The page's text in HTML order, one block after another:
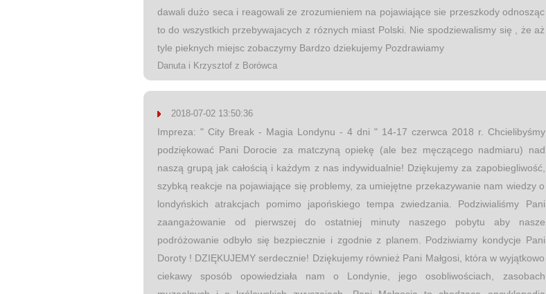
dawali dużo seca i reagowali ze zrozumieniem na pojawiające sie przeszkody odnosząc
to do wszystkich przebywajacych z róznych miast Polski. Nie spodziewalismy się , że aż
tyle pieknych miejsc zobaczymy Bardzo dziekujemy Pozdrawiamy
Danuta i Krzysztof z Borówca
2018-07-02 13:50:36
Impreza: " City Break - Magia Londynu - 4 dni " 14-17 czerwca 2018 r. Chcielibyśmy
podziękować Pani Dorocie za matczyną opiekę (ale bez męczącego nadmiaru) nad
naszą grupą jak całością i każdym z nas indywidualnie! Dziękujemy za zapobiegliwość,
szybką reakcje na pojawiające się problemy, za umiejętne przekazywanie nam wiedzy o
londyńskich atrakcjach pomimo japońskiego tempa zwiedzania. Podziwialiśmy Pani
zaangażowanie od pierwszej do ostatniej minuty naszego pobytu aby nasze
podróżowanie odbyło się bezpiecznie i zgodnie z planem. Podziwiamy kondycje Pani
Doroty ! DZIĘKUJEMY serdecznie! Dziękujemy również Pani Małgosi, która w wyjątkowo
ciekawy sposób opowiedziała nam o Londynie, jego osobliwościach, zasobach